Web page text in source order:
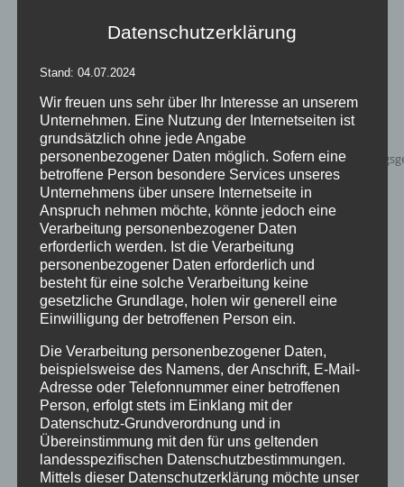
Inflatables AIRGATE
Details
zur Wunschliste
Datenschutzerklärung
Stand: 04.07.2024
Wir freuen uns sehr über Ihr Interesse an unserem
Unternehmen. Eine Nutzung der Internetseiten ist
grundsätzlich ohne jede Angabe
personenbezogener Daten möglich. Sofern eine
betroffene Person besondere Services unseres
Unternehmens über unsere Internetseite in
Anspruch nehmen möchte, könnte jedoch eine
Verarbeitung personenbezogener Daten
erforderlich werden. Ist die Verarbeitung
personenbezogener Daten erforderlich und
besteht für eine solche Verarbeitung keine
gesetzliche Grundlage, holen wir generell eine
Einwilligung der betroffenen Person ein.
Die Verarbeitung personenbezogener Daten,
beispielsweise des Namens, der Anschrift, E-Mail-
Adresse oder Telefonnummer einer betroffenen
Person, erfolgt stets im Einklang mit der
Datenschutz-Grundverordnung und in
Übereinstimmung mit den für uns geltenden
landesspezifischen Datenschutzbestimmungen.
Mittels dieser Datenschutzerklärung möchte unser